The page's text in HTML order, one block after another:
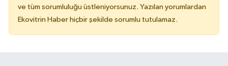
ve tüm sorumluluğu üstleniyorsunuz. Yazılan yorumlardan
Ekovitrin Haber hiçbir şekilde sorumlu tutulamaz.